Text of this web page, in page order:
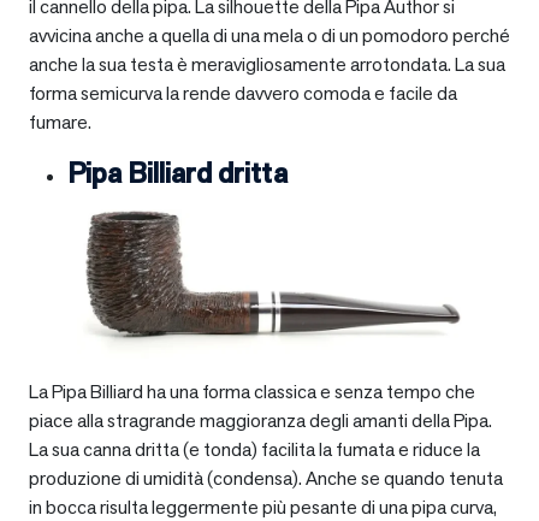
il cannello della pipa. La silhouette della Pipa Author si
avvicina anche a quella di una mela o di un pomodoro perché
anche la sua testa è meravigliosamente arrotondata. La sua
forma semicurva la rende davvero comoda e facile da
fumare.
Pipa Billiard dritta
La Pipa Billiard ha una forma classica e senza tempo che
piace alla stragrande maggioranza degli amanti della Pipa.
La sua canna dritta (e tonda) facilita la fumata e riduce la
produzione di umidità (condensa). Anche se quando tenuta
in bocca risulta leggermente più pesante di una pipa curva,